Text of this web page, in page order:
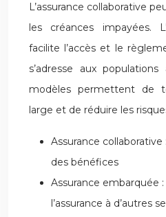
L’assurance collaborative
les créances impayées.
facilite l’accès et le
s’adresse aux
modèles permettent de
large et de réduire les
Assurance
des bénéfices
Assurance embarquée
l’assurance à d’autres